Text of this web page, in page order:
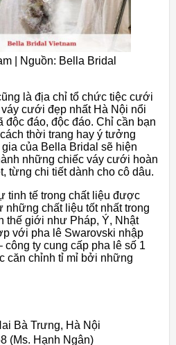
| Nguồn: Bella Bridal
là địa chỉ tổ chức tiệc cưới
cưới đẹp nhất Hà Nội nổi
đáo, độc đáo. Chỉ cần bạn
thời trang hay ý tưởng
của Bella Bridal sẽ hiện
những chiếc váy cưới hoàn
từng chi tiết dành cho cô dâu.
tinh tế trong chất liệu được
những chất liệu tốt nhất trong
thế giới như Pháp, Ý, Nhật
với pha lê Swarovski nhập
công ty cung cấp pha lê số 1
căn chỉnh tỉ mỉ bởi những
Bà Trưng, Hà Nội
(Ms. Hạnh Ngân)